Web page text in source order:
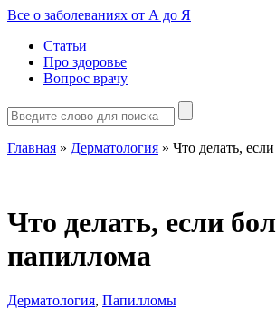
Все о заболеваниях от А до Я
Статьи
Про здоровье
Вопрос врачу
Главная » Дерматология » Что делать,
Что делать, если
папиллома
Дерматология, Папилломы